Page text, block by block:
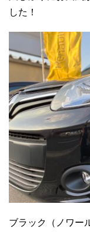
した！
ブラック（ノワー